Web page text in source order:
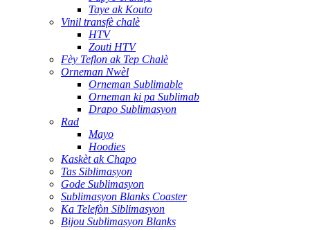
Taye ak Kouto
Vinil transfè chalè
HTV
Zouti HTV
Fèy Teflon ak Tep Chalè
Orneman Nwèl
Orneman Sublimable
Orneman ki pa Sublimab
Drapo Sublimasyon
Rad
Mayo
Hoodies
Kaskèt ak Chapo
Tas Siblimasyon
Gode ​​Sublimasyon
Sublimasyon Blanks Coaster
Ka Telefòn Siblimasyon
Bijou Sublimasyon Blanks